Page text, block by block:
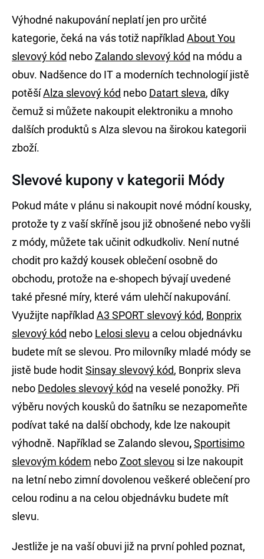
Výhodné nakupování neplatí jen pro určité
kategorie, čeká na vás totiž například About You
slevový kód neboZalando slevový kód na módu a
obuv. Nadšence do IT a moderních technologií jistě
potěšíAlza slevový kód nebo Datart sleva, díky
čemuž si můžete nakoupit elektroniku a mnoho
dalších produktů s Alza slevou na širokou kategorii
zboží.
Slevové kupony v kategorii Módy
Pokud máte v plánu si nakoupit nové módní kousky,
protože ty z vaší skříně jsou již obnošené nebo vyšli
z módy, můžete tak učinit odkudkoliv. Není nutné
chodit pro každý kousek oblečení osobně do
obchodu, protože na e-shopech bývají uvedené
také přesné míry, které vám ulehčí nakupování.
Využijte například A3 SPORT slevový kód, Bonprix
slevový kód nebo Lelosi slevu a celou objednávku
budete mít se slevou. Pro milovníky mladé módy se
jistě bude hoditSinsay slevový kód, Bonprix sleva
nebo Dedoles slevový kód na veselé ponožky. Při
výběru nových kousků do šatníku se nezapomeňte
podívat také na další obchody, kde lze nakoupit
výhodně. Například se Zalando slevou,Sportisimo
slevovým kódem neboZoot slevou si lze nakoupit
na letní nebo zimní dovolenou veškeré oblečení pro
celou rodinu a na celou objednávku budete mít
slevu.
Jestliže je na vaší obuvi již na první pohled poznat,